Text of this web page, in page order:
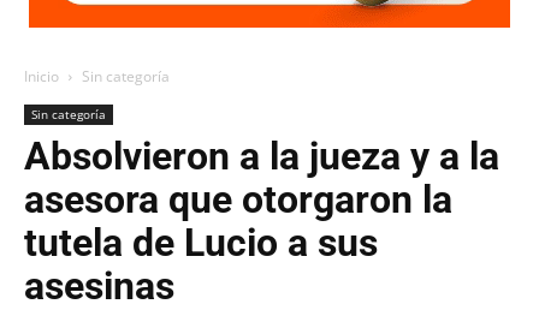
Inicio Sin categoría
Sin categoría
Absolvieron a la jueza y a la
asesora que otorgaron la
tutela de Lucio a sus
asesinas